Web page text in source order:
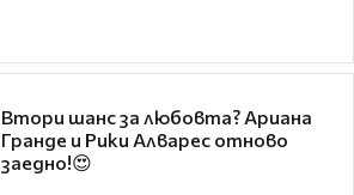
Втори шанс за любовта? Ариана
Гранде и Рики Алварес отново
заедно!😍